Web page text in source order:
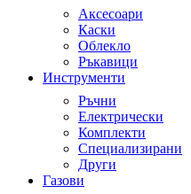
Аксесоари
Каски
Облекло
Ръкавици
Инструменти
Ръчни
Електрически
Комплекти
Специализирани
Други
Газови